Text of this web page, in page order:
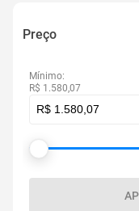
Preço
Mínimo:
R$ 1.580,07